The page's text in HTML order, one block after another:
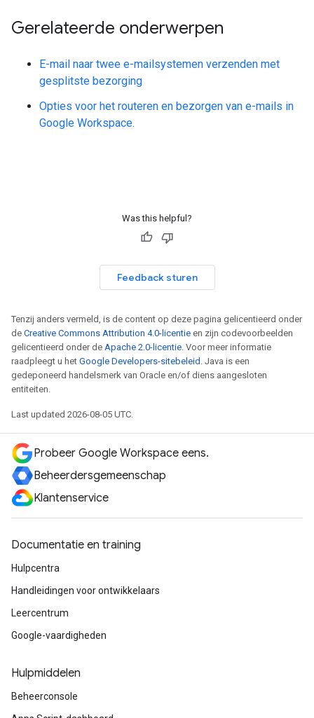
Gerelateerde onderwerpen
E-mail naar twee e-mailsystemen verzenden met
gesplitste bezorging
Opties voor het routeren en bezorgen van e-mails in
Google Workspace.
Was this helpful?
Feedback sturen
Tenzij anders vermeld, is de content op deze pagina gelicentieerd onder
de Creative Commons Attribution 4.0-licentie en zijn codevoorbeelden
gelicentieerd onder de Apache 2.0-licentie. Voor meer informatie
raadpleegt u het Google Developers-sitebeleid . Java is een
gedeponeerd handelsmerk van Oracle en/of diens aangesloten
entiteiten.
Last updated 2026-08-05 UTC.
Probeer Google Workspace eens.
Beheerdersgemeenschap
Klantenservice
Documentatie en training
Hulpcentra
Handleidingen voor ontwikkelaars
Leercentrum
Google-vaardigheden
Hulpmiddelen
Beheerconsole